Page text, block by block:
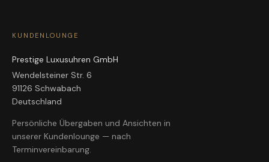
KUNDENLOUNGE
Prestige Luxusuhren GmbH
Wendelsteiner Str. 6
91126 Schwabach
Deutschland
Persönliche Übergaben und Ansichten in
unserer Kundenlounge — nach
Terminvereinbarung.